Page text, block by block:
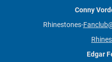
Conny
Rhinestones-
Edgar